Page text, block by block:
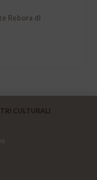
Rebora di
CULTURALI